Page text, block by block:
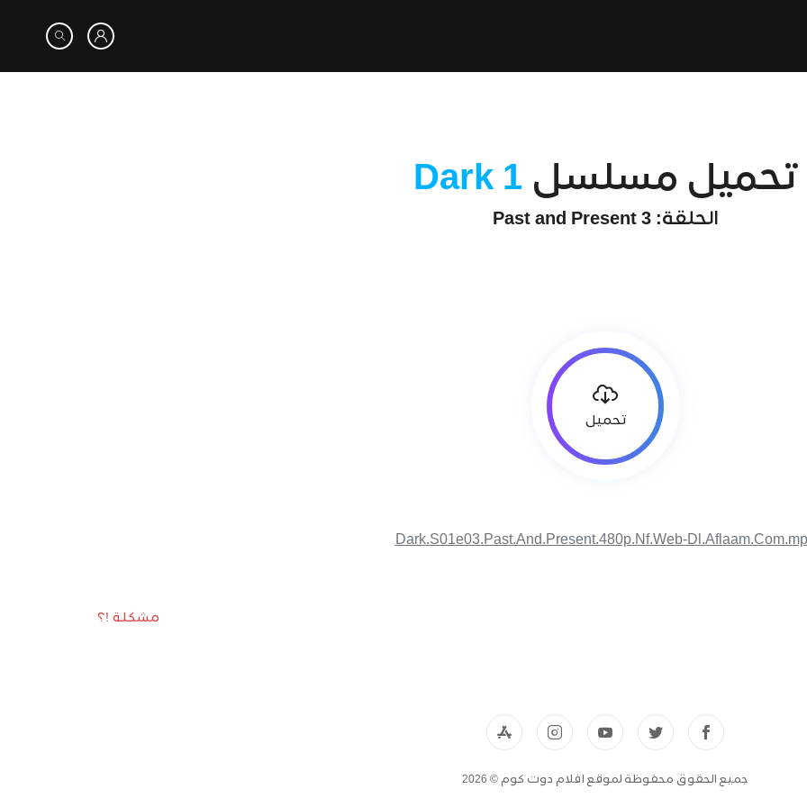
تحميل مسلسل Dark 1
الحلقة: 3 Past and Present
تحميل
Dark.S01e03.Past.And.Present.480p.Nf.Web-
مشكلة !؟
جميع الحقوق محفوظة لموقع افلام دوت كوم © 2026